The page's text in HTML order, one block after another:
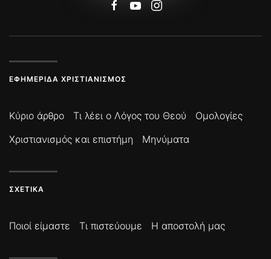
ΕΦΗΜΕΡΊΔΑ ΧΡΙΣΤΙΑΝΙΣΜΌΣ
Κύριο άρθρο Τι λέει ο Λόγος του Θεού
Ομολογίες
Χριστιανισμός και επιστήμη
Μηνύματα
ΣΧΕΤΙΚΆ
Ποιοί είμαστε Τι πιστεύουμε Η αποστολή μας